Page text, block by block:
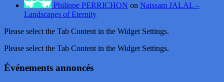
Philippe PERRICHON on Naissam JALAL –
Landscapes of Eternity
Please select the Tab Content in the Widget Settings.
Please select the Tab Content in the Widget Settings.
Événements annoncés